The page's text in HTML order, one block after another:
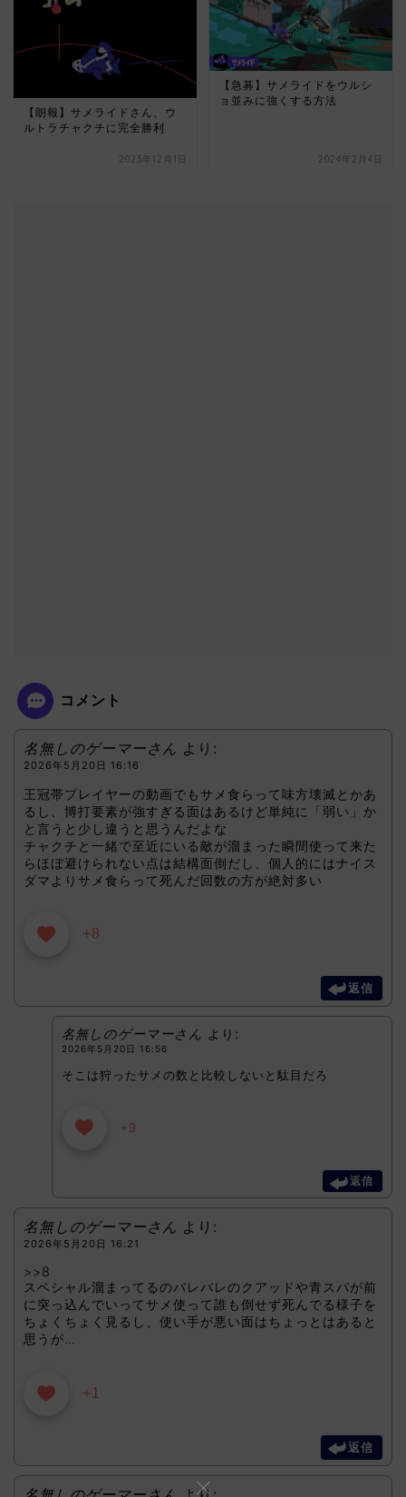
【朗報】サメライドさん、ウ
ルトラチャクチに完全勝利
2023年12月1日
【急募】サメライドをウルシ
ョ並みに強くする方法
2024年2月4日
コメント
名無しのゲーマーさん より:
2026年5月20日 16:16
王冠帯プレイヤーの動画でもサメ食らって味方壊滅とかあ
るし、博打要素が強すぎる面はあるけど単純に「弱い」か
と言うと少し違うと思うんだよな
チャクチと一緒で至近にいる敵が溜まった瞬間使って来た
らほぼ避けられない点は結構面倒だし、個人的にはナイス
ダマよりサメ食らって死んだ回数の方が絶対多い
+8
返信
名無しのゲーマーさん より:
2026年5月20日 16:56
そこは狩ったサメの数と比較しないと駄目だろ
+9
返信
名無しのゲーマーさん より:
2026年5月20日 16:21
>>8
スペシャル溜まってるのバレバレのクアッドや青スパが前
に突っ込んでいってサメ使って誰も倒せず死んでる様子を
ちょくちょく見るし、使い手が悪い面はちょっとはあると
思うが…
+1
返信